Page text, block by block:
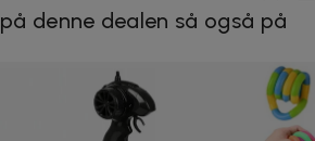
denne dealen så også på